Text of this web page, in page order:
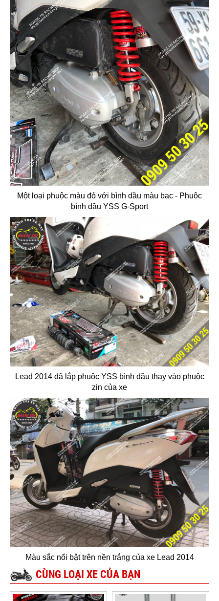
Một loại phuộc màu đỏ với bình dầu màu bạc - Phuộc
bình dầu YSS G-Sport
Lead 2014 đã lắp phuộc YSS bình dầu thay vào phuộc
zin của xe
Màu sắc nổi bật trên nền trắng của xe Lead 2014
CÙNG LOẠI XE CỦA BẠN